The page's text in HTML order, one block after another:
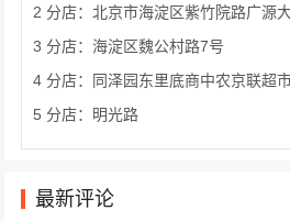
2 分店：北京市海淀区紫竹院路广源
3 分店：海淀区魏公村路7号
4 分店：同泽园东里底商中农京联超
5 分店：明光路
最新评论